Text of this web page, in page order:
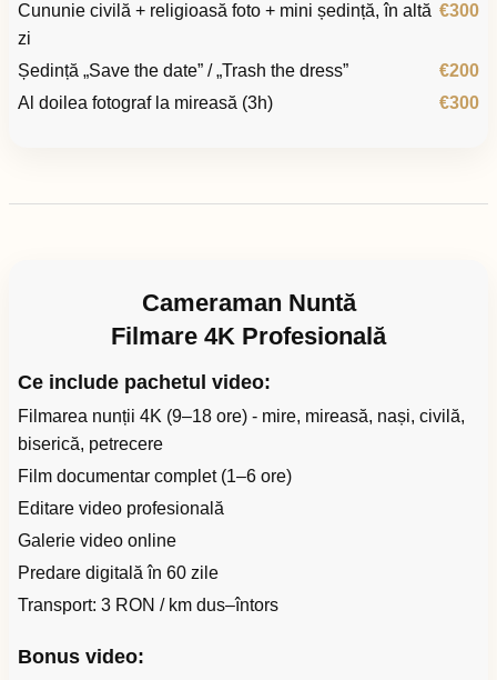
Cununie civilă + religioasă foto + mini ședință, în altă
zi
€300
Ședință „Save the date” / „Trash the dress”
€200
Al doilea fotograf la mireasă (3h)
€300
Cameraman Nuntă
Filmare 4K Profesională
Ce include pachetul video:
Filmarea nunții 4K (9–18 ore) - mire, mireasă, nași, civilă,
biserică, petrecere
Film documentar complet (1–6 ore)
Editare video profesională
Galerie video online
Predare digitală în 60 zile
Transport: 3 RON / km dus–întors
Bonus video: